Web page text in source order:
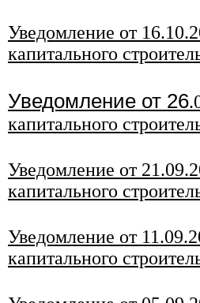
Уведомление от 16.10
капитального
Уведомление от 26
капитального
Уведомление от 21
капитального
Уведомление от 11
капитального